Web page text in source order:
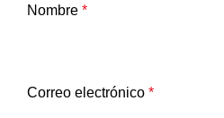
Nombre *
Correo electrónico *